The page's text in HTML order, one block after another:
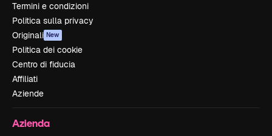
Termini e condizioni
Politica sulla privacy
Originali New
Politica dei cookie
Centro di fiducia
Affiliati
Aziende
Azienda